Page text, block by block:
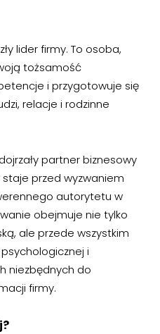
lider firmy. To osoba,
tożsamość
i przygotowuje się
relacje i rodzinne
partner biznesowy
staje przed wyzwaniem
autorytetu w
obejmuje nie tylko
ale przede wszystkim
i
niezbędnych do
firmy.